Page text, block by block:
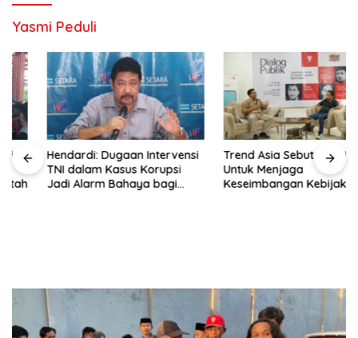
Yasmi Peduli
Hendardi: Dugaan Intervensi
TNI dalam Kasus Korupsi
Jadi Alarm Bahaya bagi
Trend Asia Sebut NGO Hadir
Untuk Menjaga
Keseimbangan Kebijakan